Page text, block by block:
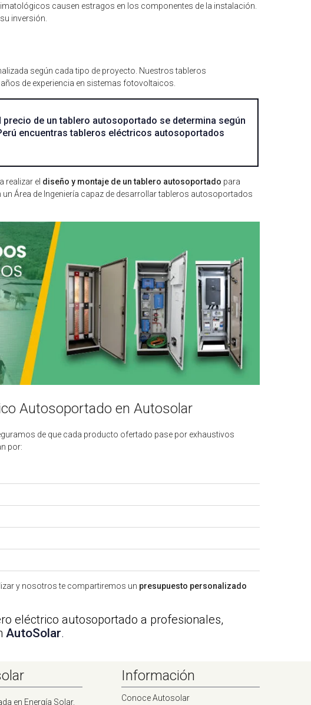
causen estragos en los componentes de la instalación.
inversión.
según cada tipo de proyecto. Nuestros tableros
de experiencia en sistemas fotovoltaicos.
de un tablero autosoportado se determina según
encuentras tableros eléctricos autosoportados
realizar el diseño y montaje de un tablero autosoportado para
Área de Ingeniería capaz de desarrollar tableros autosoportados
Autosoportado en Autosolar
de que cada producto ofertado pase por exhaustivos
por:
y nosotros te compartiremos un presupuesto personalizado
eléctrico autosoportado a profesionales,
AutoSolar.
en Energía Solar.
Información
Conoce Autosolar